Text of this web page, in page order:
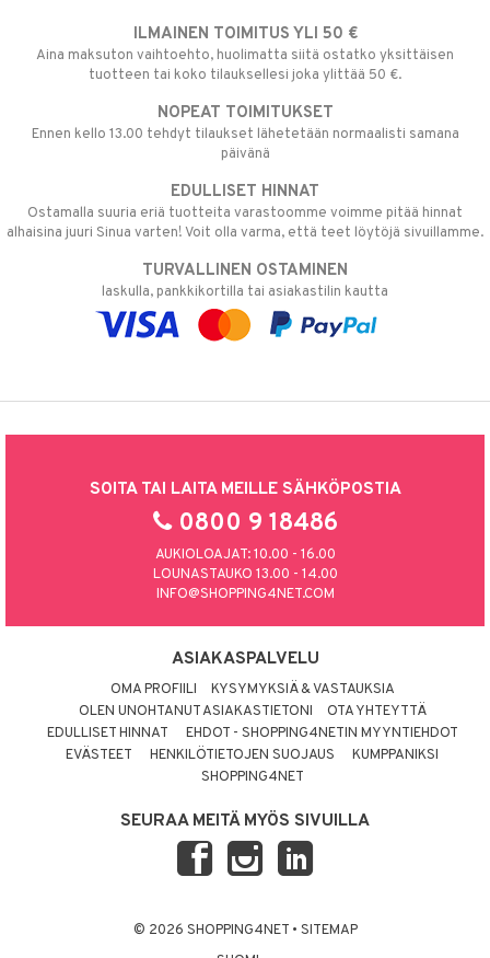
ILMAINEN TOIMITUS YLI 50 €
Aina maksuton vaihtoehto, huolimatta siitä ostatko yksittäisen
tuotteen tai koko tilauksellesi joka ylittää 50 €.
NOPEAT TOIMITUKSET
Ennen kello 13.00 tehdyt tilaukset lähetetään normaalisti samana
päivänä
EDULLISET HINNAT
Ostamalla suuria eriä tuotteita varastoomme voimme pitää hinnat
alhaisina juuri Sinua varten! Voit olla varma, että teet löytöjä sivuillamme.
TURVALLINEN OSTAMINEN
laskulla, pankkikortilla tai asiakastilin kautta
SOITA TAI LAITA MEILLE SÄHKÖPOSTIA
0800 9 18486
AUKIOLOAJAT: 10.00 - 16.00
LOUNASTAUKO 13.00 - 14.00
INFO@SHOPPING4NET.COM
ASIAKASPALVELU
OMA PROFIILI
KYSYMYKSIÄ & VASTAUKSIA
OLEN UNOHTANUT ASIAKASTIETONI
OTA YHTEYTTÄ
EDULLISET HINNAT
EHDOT - SHOPPING4NETIN MYYNTIEHDOT
EVÄSTEET
HENKILÖTIETOJEN SUOJAUS
KUMPPANIKSI
SHOPPING4NET
SEURAA MEITÄ MYÖS SIVUILLA
© 2026 SHOPPING4NET • SITEMAP